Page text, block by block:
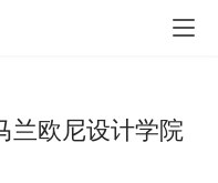
兰欧尼设计学院